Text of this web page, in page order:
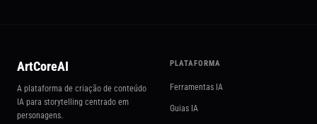
ArtCoreAI
A plataforma de criação de conteúdo
IA para storytelling centrado em
personagens.
PLATAFORMA
Ferramentas IA
Guias IA